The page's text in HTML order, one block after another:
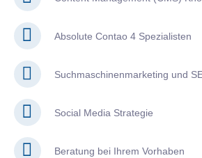
Absolute Contao 4 Spezialisten
Suchmaschinenmarketing und
Social Media Strategie
Beratung bei Ihrem Vorhaben